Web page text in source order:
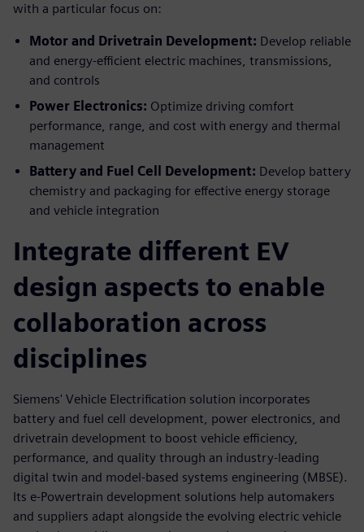
with a particular focus on:
Motor and Drivetrain Development: Develop reliable
and energy-efficient electric machines, transmissions,
and controls
Power Electronics: Optimize driving comfort
performance, range, and cost with energy and thermal
management
Battery and Fuel Cell Development: Develop battery
chemistry and packaging for effective energy storage
and vehicle integration
Integrate different EV
design aspects to enable
collaboration across
disciplines
Siemens' Vehicle Electrification solution incorporates
battery and fuel cell development, power electronics, and
drivetrain development to boost vehicle efficiency,
performance, and quality through an industry-leading
digital twin and model-based systems engineering (MBSE).
Its e-Powertrain development solutions help automakers
and suppliers adapt alongside the evolving electric vehicle